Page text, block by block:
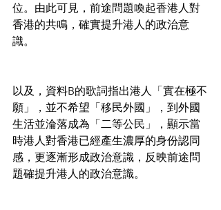
位。由此可見，前途問題喚起香港人對
香港的共鳴，確實提升港人的政治意
識。
以及，資料B的歌詞指出港人「實在極不
願」，並不希望「移民外國」，到外國
生活並淪落成為「二等公民」，顯示當
時港人對香港已經產生濃厚的身份認同
感，更逐漸形成政治意識，反映前途問
題確提升港人的政治意識。